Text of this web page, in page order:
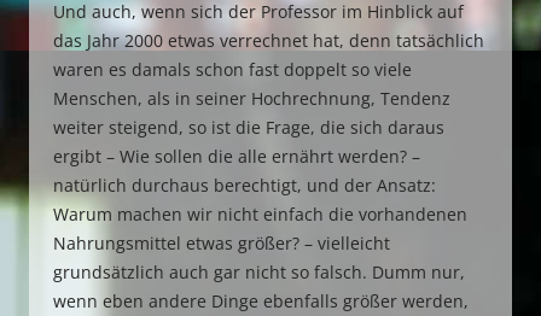
Und auch, wenn sich der Professor im Hinblick auf
das Jahr 2000 etwas verrechnet hat, denn tatsächlich
waren es damals schon fast doppelt so viele
Menschen, als in seiner Hochrechnung, Tendenz
weiter steigend, so ist die Frage, die sich daraus
ergibt – Wie sollen die alle ernährt werden? –
natürlich durchaus berechtigt, und der Ansatz:
Warum machen wir nicht einfach die vorhandenen
Nahrungsmittel etwas größer? – vielleicht
grundsätzlich auch gar nicht so falsch. Dumm nur,
wenn eben andere Dinge ebenfalls größer werden,